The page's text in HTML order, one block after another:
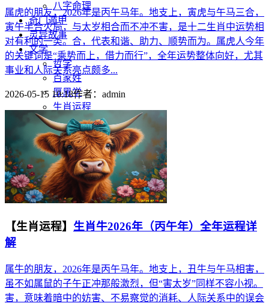
八字命理
奇门遁甲
灵异故事
文学
哲学
百家姓
厚黑学
生肖运程
在线投稿
联系我们
属虎的朋友，2026年是丙午马年。地支上，寅虎与午马三合，
寅午半合火局，与太岁相合而不冲不害，是十二生肖中运势相
对有利的一类。合，代表和谐、助力、顺势而为。属虎人今年
的关键词是“乘势而上，借力而行”，全年运势整体向好，尤其
事业和人际关系亮点颇多...
2026-05-15 10:18作者： admin
【生肖运程】 生肖牛2026年（丙午年）全年运程详
解
属牛的朋友，2026年是丙午马年。地支上，丑牛与午马相害，
虽不如属鼠的子午正冲那般激烈，但“害太岁”同样不容小视。
害，意味着暗中的妨害、不易察觉的消耗、人际关系中的误会